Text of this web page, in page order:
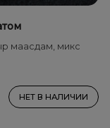
маасдам, микс
НЕТ В НАЛИЧИИ